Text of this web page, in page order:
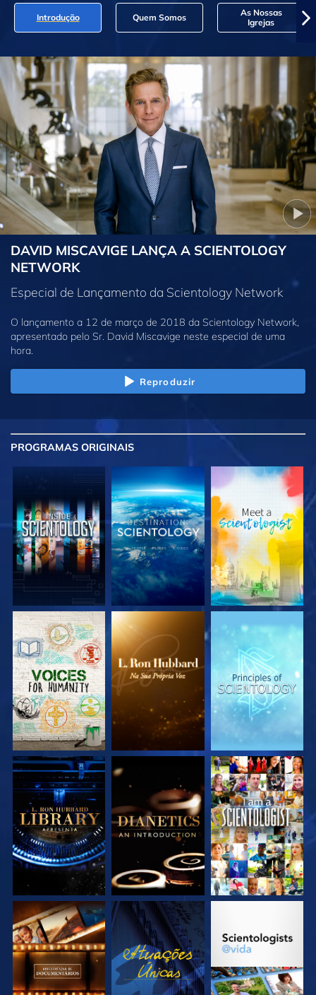
Introdução Quem Somos
As Nossas
Igrejas
DAVID MISCAVIGE LANÇA A SCIENTOLOGY
NETWORK
Especial de Lançamento da Scientology Network
O lançamento a 12 de março de 2018 da Scientology Network,
apresentado pelo Sr. David Miscavige neste especial de uma
hora.
Reproduzir
PROGRAMAS ORIGINAIS
EXPLORE A SÉRIE EXPLORE A SÉRIE EXPLORE A SÉRIE
EXPLORE A SÉRIE EXPLORE A SÉRIE VEJA
EXPLORE A SÉRIE VEJA EXPLORE A SÉRIE